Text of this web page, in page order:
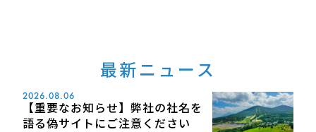
最新ニュース
2026.08.06
【重要なお知らせ】弊社の社名を
語る偽サイトにご注意ください